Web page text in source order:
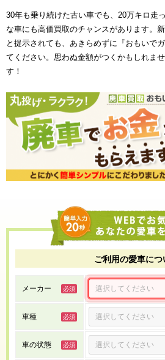
30年も乗り続けた古い車でも、20万キロ走
な車にも高価買取のチャンスがあります。
と提示されても、あきらめずに『おもいで
てください。思わぬ金額がつくかもしれま
す！
ご利用の愛車につ
メーカー
車種
車の状態